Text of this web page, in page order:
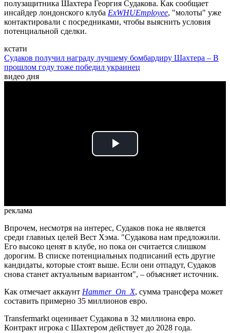
полузащитника Шахтера Георгия Судакова. Как сообщает
инсайдер лондонского клуба ExWHUEmployee, "молоты" уже
контактировали с посредниками, чтобы выяснить условия
потенциальной сделки.
кстати
Судаков получил награду лучшему бомбардиру Шахтера – В
прошлом году тоже победил украинец
видео дня
Play
реклама
Впрочем, несмотря на интерес, Судаков пока не является
среди главных целей Вест Хэма. "Судакова нам предложили.
Его высоко ценят в клубе, но пока он считается слишком
дорогим. В списке потенциальных подписаний есть другие
кандидаты, которые стоят выше. Если они отпадут, Судаков
снова станет актуальным вариантом", – объясняет источник.
Как отмечает аккаунт Hammer_On_X, сумма трансфера может
составить примерно 35 миллионов евро.
Transfermarkt оценивает Судакова в 32 миллиона евро.
Контракт игрока с Шахтером действует до 2028 года.